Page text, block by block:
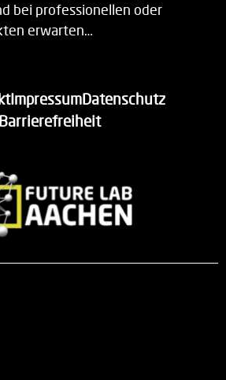
bei professionellen oder
erwarten…
ImpressumDatenschutz
Barrierefreiheit